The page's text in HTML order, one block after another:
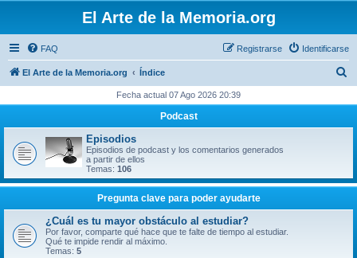
El Arte de la Memoria.org
FAQ Identificarse
Registrarse
El Arte de la Memoria.org Índice
c
Fecha actual 07 Ago 2026 20:39
Podcast
Episodios
Episodios de podcast y los comentarios generados
a partir de ellos
Temas: 106
Pregunta clave para poder ayudarte
¿Cuál es tu mayor obstáculo al estudiar?
Por favor, comparte qué hace que te falte de tiempo al estudiar.
Qué te impide rendir al máximo.
Temas: 5